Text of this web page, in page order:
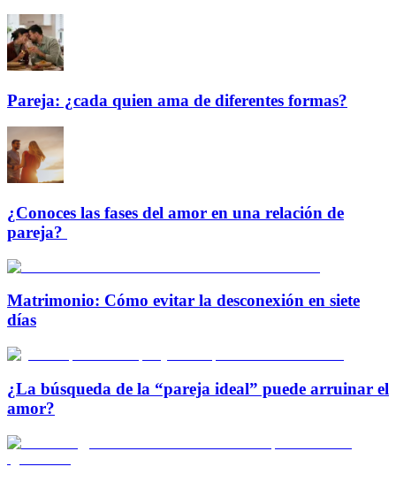
Pareja: ¿cada quien ama de diferentes formas?
¿Conoces las fases del amor en una relación de
pareja?
Matrimonio: Cómo evitar la desconexión en siete
días
¿La búsqueda de la “pareja ideal” puede arruinar el
amor?